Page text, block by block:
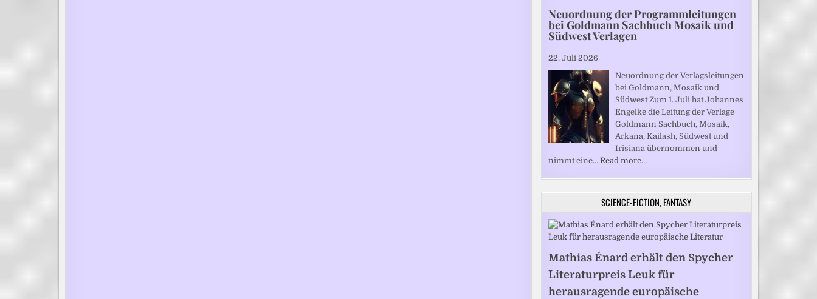
Neuordnung der Programmleitungen
bei Goldmann Sachbuch Mosaik und
Südwest Verlagen
22. Juli 2026
Neuordnung der Verlagsleitungen
bei Goldmann, Mosaik und
Südwest Zum 1. Juli hat Johannes
Engelke die Leitung der Verlage
Goldmann Sachbuch, Mosaik,
Arkana, Kailash, Südwest und
Irisiana übernommen und
nimmt eine… Read more…
SCIENCE-FICTION, FANTASY
Mathias Énard erhält den Spycher
Literaturpreis Leuk für
herausragende europäische